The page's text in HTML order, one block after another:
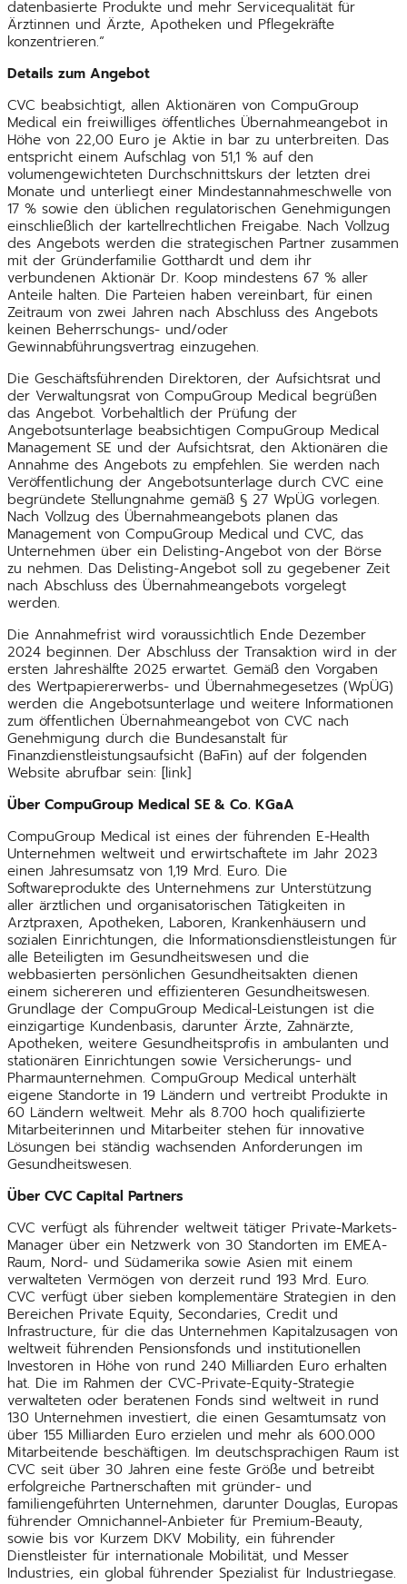
datenbasierte Produkte und mehr Servicequalität für
Ärztinnen und Ärzte, Apotheken und Pflegekräfte
konzentrieren.“
Details zum Angebot
CVC beabsichtigt, allen Aktionären von CompuGroup
Medical ein freiwilliges öffentliches Übernahmeangebot in
Höhe von 22,00 Euro je Aktie in bar zu unterbreiten. Das
entspricht einem Aufschlag von 51,1 % auf den
volumengewichteten Durchschnittskurs der letzten drei
Monate und unterliegt einer Mindestannahmeschwelle von
17 % sowie den üblichen regulatorischen Genehmigungen
einschließlich der kartellrechtlichen Freigabe. Nach Vollzug
des Angebots werden die strategischen Partner zusammen
mit der Gründerfamilie Gotthardt und dem ihr
verbundenen Aktionär Dr. Koop mindestens 67 % aller
Anteile halten. Die Parteien haben vereinbart, für einen
Zeitraum von zwei Jahren nach Abschluss des Angebots
keinen Beherrschungs- und/oder
Gewinnabführungsvertrag einzugehen.
Die Geschäftsführenden Direktoren, der Aufsichtsrat und
der Verwaltungsrat von CompuGroup Medical begrüßen
das Angebot. Vorbehaltlich der Prüfung der
Angebotsunterlage beabsichtigen CompuGroup Medical
Management SE und der Aufsichtsrat, den Aktionären die
Annahme des Angebots zu empfehlen. Sie werden nach
Veröffentlichung der Angebotsunterlage durch CVC eine
begründete Stellungnahme gemäß § 27 WpÜG vorlegen.
Nach Vollzug des Übernahmeangebots planen das
Management von CompuGroup Medical und CVC, das
Unternehmen über ein Delisting-Angebot von der Börse
zu nehmen. Das Delisting-Angebot soll zu gegebener Zeit
nach Abschluss des Übernahmeangebots vorgelegt
werden.
Die Annahmefrist wird voraussichtlich Ende Dezember
2024 beginnen. Der Abschluss der Transaktion wird in der
ersten Jahreshälfte 2025 erwartet. Gemäß den Vorgaben
des Wertpapiererwerbs- und Übernahmegesetzes (WpÜG)
werden die Angebotsunterlage und weitere Informationen
zum öffentlichen Übernahmeangebot von CVC nach
Genehmigung durch die Bundesanstalt für
Finanzdienstleistungsaufsicht (BaFin) auf der folgenden
Website abrufbar sein: [link]
Über CompuGroup Medical SE & Co. KGaA
CompuGroup Medical ist eines der führenden E-Health
Unternehmen weltweit und erwirtschaftete im Jahr 2023
einen Jahresumsatz von 1,19 Mrd. Euro. Die
Softwareprodukte des Unternehmens zur Unterstützung
aller ärztlichen und organisatorischen Tätigkeiten in
Arztpraxen, Apotheken, Laboren, Krankenhäusern und
sozialen Einrichtungen, die Informationsdienstleistungen für
alle Beteiligten im Gesundheitswesen und die
webbasierten persönlichen Gesundheitsakten dienen
einem sichereren und effizienteren Gesundheitswesen.
Grundlage der CompuGroup Medical-Leistungen ist die
einzigartige Kundenbasis, darunter Ärzte, Zahnärzte,
Apotheken, weitere Gesundheitsprofis in ambulanten und
stationären Einrichtungen sowie Versicherungs- und
Pharmaunternehmen. CompuGroup Medical unterhält
eigene Standorte in 19 Ländern und vertreibt Produkte in
60 Ländern weltweit. Mehr als 8.700 hoch qualifizierte
Mitarbeiterinnen und Mitarbeiter stehen für innovative
Lösungen bei ständig wachsenden Anforderungen im
Gesundheitswesen.
Über CVC Capital Partners
CVC verfügt als führender weltweit tätiger Private-Markets-
Manager über ein Netzwerk von 30 Standorten im EMEA-
Raum, Nord- und Südamerika sowie Asien mit einem
verwalteten Vermögen von derzeit rund 193 Mrd. Euro.
CVC verfügt über sieben komplementäre Strategien in den
Bereichen Private Equity, Secondaries, Credit und
Infrastructure, für die das Unternehmen Kapitalzusagen von
weltweit führenden Pensionsfonds und institutionellen
Investoren in Höhe von rund 240 Milliarden Euro erhalten
hat. Die im Rahmen der CVC-Private-Equity-Strategie
verwalteten oder beratenen Fonds sind weltweit in rund
130 Unternehmen investiert, die einen Gesamtumsatz von
über 155 Milliarden Euro erzielen und mehr als 600.000
Mitarbeitende beschäftigen. Im deutschsprachigen Raum ist
CVC seit über 30 Jahren eine feste Größe und betreibt
erfolgreiche Partnerschaften mit gründer- und
familiengeführten Unternehmen, darunter Douglas, Europas
führender Omnichannel-Anbieter für Premium-Beauty,
sowie bis vor Kurzem DKV Mobility, ein führender
Dienstleister für internationale Mobilität, und Messer
Industries, ein global führender Spezialist für Industriegase.